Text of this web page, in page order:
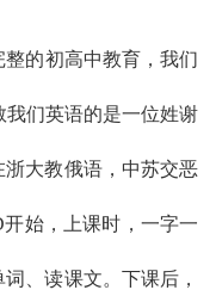
的初高中教育，我们
们英语的是一位姓谢
大教俄语，中苏交恶
始，上课时，一字一
、读课文。下课后，